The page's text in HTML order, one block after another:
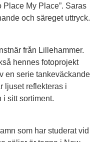
My Place”. Saras
och säreget uttryck.
från Lillehammer.
hennes fotoprojekt
en serie tankeväckande
ljuset reflekteras i
i sitt sortiment.
som har studerat vid